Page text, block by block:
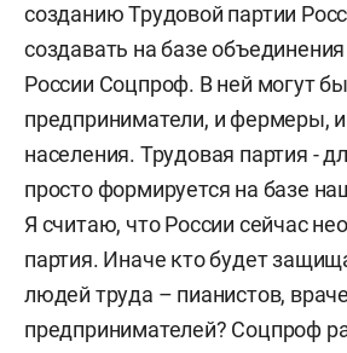
созданию Трудовой партии
создавать на базе
России Соцпроф. В ней могут
предприниматели, и фермеры,
населения. Трудовая партия -
просто формируется на базе
Я считаю, что России сейчас
партия. Иначе кто будет
людей труда – пианистов,
предпринимателей? Соцпроф